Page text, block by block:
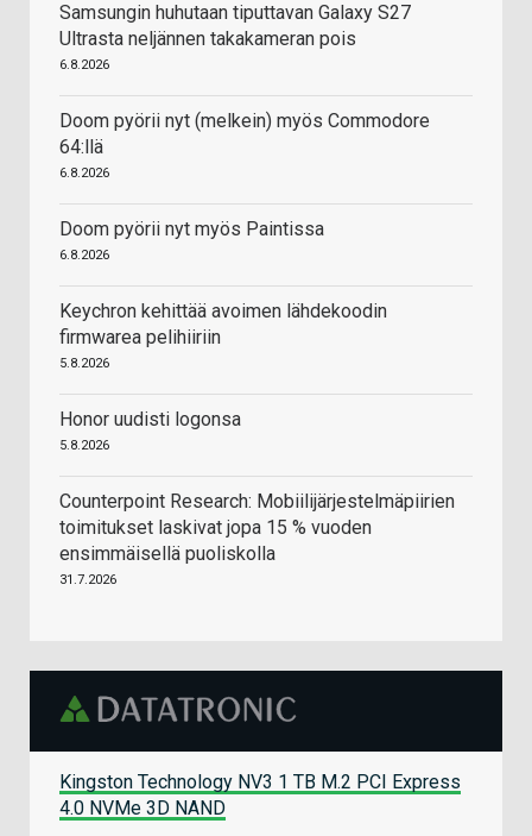
Samsungin huhutaan tiputtavan Galaxy S27
Ultrasta neljännen takakameran pois
6.8.2026
Doom pyörii nyt (melkein) myös Commodore
64:llä
6.8.2026
Doom pyörii nyt myös Paintissa
6.8.2026
Keychron kehittää avoimen lähdekoodin
firmwarea pelihiiriin
5.8.2026
Honor uudisti logonsa
5.8.2026
Counterpoint Research: Mobiilijärjestelmäpiirien
toimitukset laskivat jopa 15 % vuoden
ensimmäisellä puoliskolla
31.7.2026
Kingston Technology NV3 1 TB M.2 PCI Express
4.0 NVMe 3D NAND